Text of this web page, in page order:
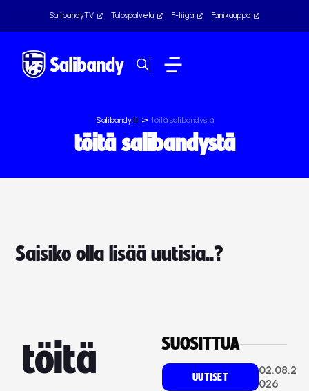
SalibandyTV Tulospalvelu F-liiga Fanikauppa
Salibandy.fi > töitä salibandystä
töitä salibandystä
Saisiko olla lisää uutisia..?
töitä
SUOSITTUA
UUTISET
02.08.2
026